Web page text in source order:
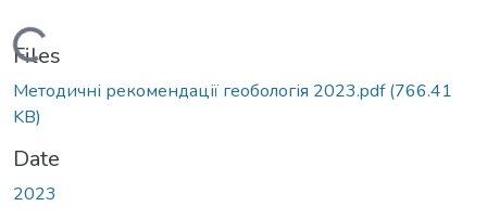
Loading...
Files
Методичні рекомендації геобологія 2023.pdf(766.41
KB)
Date
2023